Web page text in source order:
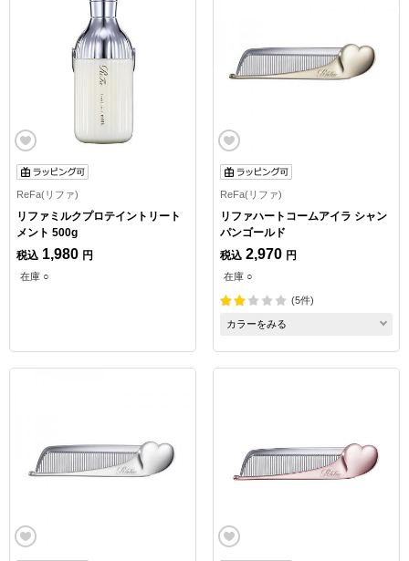
ReFa(リファ)
リファミルクプロテイントリート
メント 500g
税込 1,980 円
在庫 ○
ReFa(リファ)
リファハートコームアイラ シャン
パンゴールド
税込 2,970 円
在庫 ○
(5件)
カラーをみる